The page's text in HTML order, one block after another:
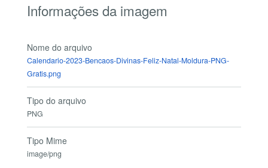
Informações da imagem
Nome do arquivo
Calendario-2023-Bencaos-Divinas-Feliz-Natal-Moldura-PNG-
Gratis.png
Tipo do arquivo
PNG
Tipo Mime
image/png